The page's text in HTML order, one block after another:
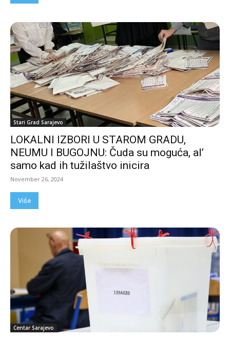
Stari Grad Sarajevo
LOKALNI IZBORI U STAROM GRADU,
NEUMU I BUGOJNU: Čuda su moguća, al’
samo kad ih tužilaštvo inicira
November 26, 2024
Više
Centar Sarajevo